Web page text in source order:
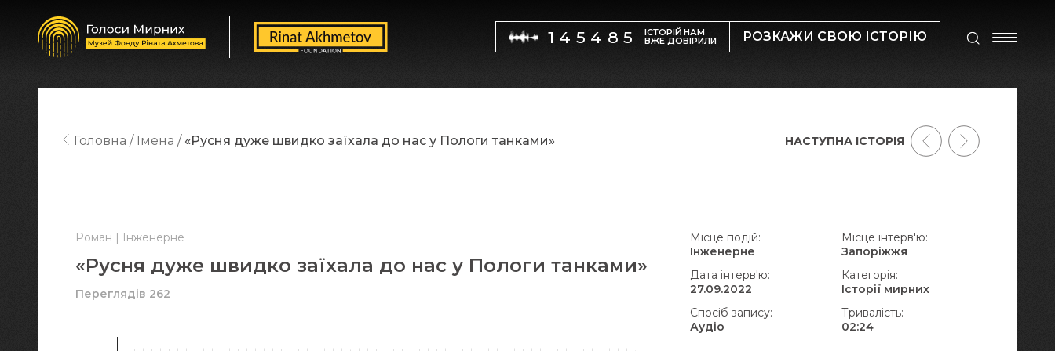
145485 ІСТОРІЙ НАМ
ВЖЕ ДОВІРИЛИ РОЗКАЖИ СВОЮ ІСТОРІЮ
Роман | Інженерне
«Русня дуже швидко заїхала до нас у Пологи танками»
Переглядів 262
Головна Імена «Русня дуже швидко заїхала до нас у Пологи танками»
Місце подій:
Інженерне
Місце інтерв'ю:
Запоріжжя
Дата інтерв'ю:
27.09.2022
Категорія:
Історії мирних
Спосіб запису:
Аудіо
Тривалість:
02:24
НАСТУПНА ІСТОРІЯ